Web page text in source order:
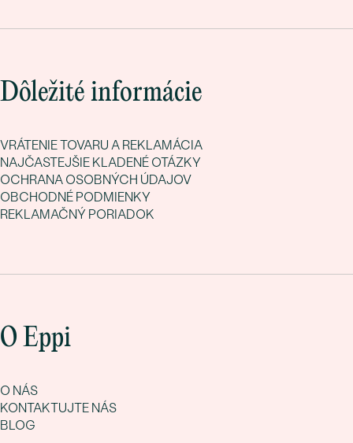
Dôležité informácie
VRÁTENIE TOVARU A REKLAMÁCIA
NAJČASTEJŠIE KLADENÉ OTÁZKY
OCHRANA OSOBNÝCH ÚDAJOV
OBCHODNÉ PODMIENKY
REKLAMAČNÝ PORIADOK
O Eppi
O NÁS
KONTAKTUJTE NÁS
BLOG